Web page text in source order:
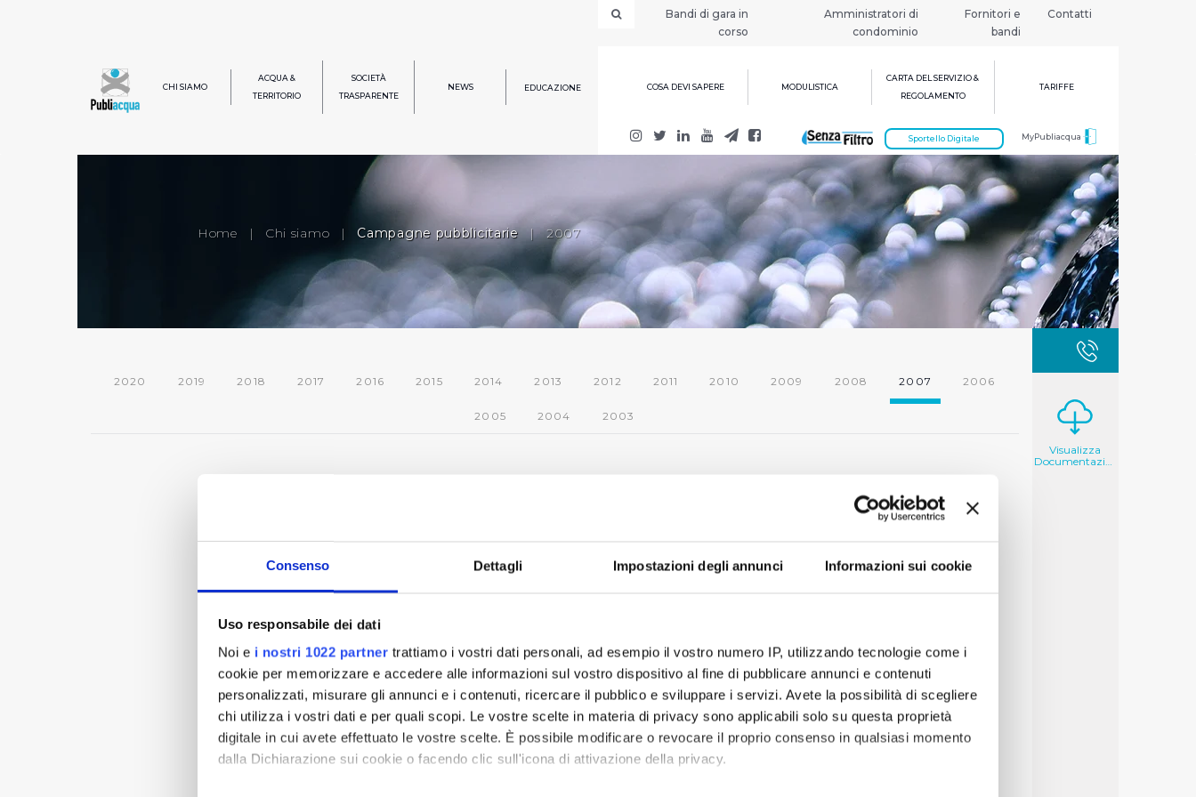
Consenso Dettagli Impostazioni degli annunci Informazioni sui cookie
Uso responsabile dei dati
Noi e i nostri 1022 partner trattiamo i vostri dati personali, ad esempio il vostro numero IP, utilizzando tecnologie come i
cookie per memorizzare e accedere alle informazioni sul vostro dispositivo al fine di pubblicare annunci e contenuti
personalizzati, misurare gli annunci e i contenuti, ricercare il pubblico e sviluppare i servizi. Avete la possibilità di scegliere
chi utilizza i vostri dati e per quali scopi. Le vostre scelte in materia di privacy sono applicabili solo su questa proprietà
digitale in cui avete effettuato le vostre scelte. È possibile modificare o revocare il proprio consenso in qualsiasi momento
dalla Dichiarazione sui cookie o facendo clic sull'icona di attivazione della privacy.
Bandi di gara in
corso
Amministratori di
condominio
Fornitori e
bandi
Contatti
CHI SIAMO
ACQUA &
TERRITORIO
SOCIETÀ
TRASPARENTE
NEWS EDUCAZIONE COSA DEVI SAPERE MODULISTICA
CARTA DEL SERVIZIO &
REGOLAMENTO
TARIFFE
MyPubliacqua
Sportello Digitale
Home | Chi siamo | Campagne pubblicitarie | 2007
2020 2019 2018 2017 2016 2015 2014 2013 2012 2011 2010 2009 2008 2007 2006
2005 2004 2003
Visualizza
Documentazione